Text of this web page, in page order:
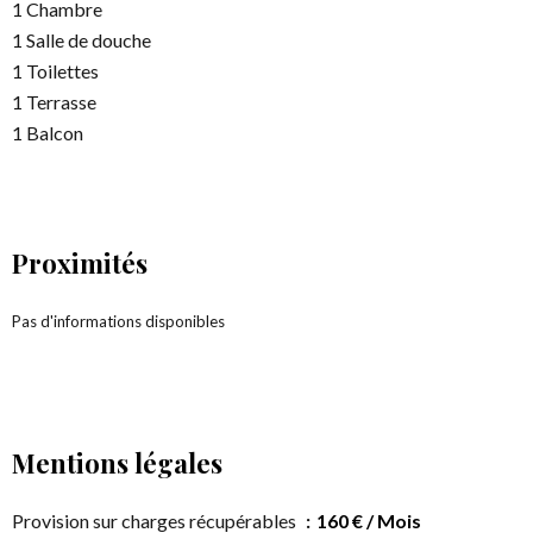
1 Chambre
1 Salle de douche
1 Toilettes
1 Terrasse
1 Balcon
Proximités
Pas d'informations disponibles
Mentions légales
Provision sur charges récupérables
160 € / Mois